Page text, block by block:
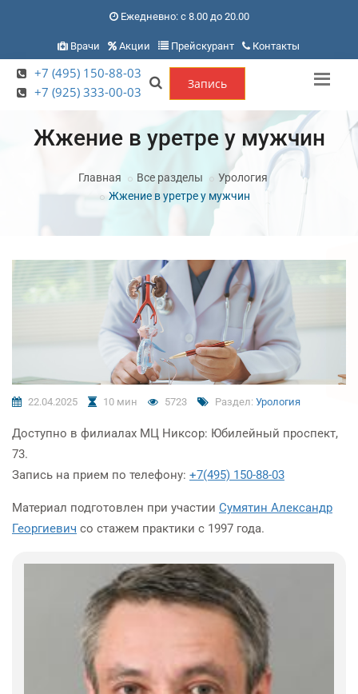
Ежедневно: с 8.00 до 20.00
Врачи Акции Прейскурант Контакты
+7 (495) 150-88-03
+7 (925) 333-00-03
Запись
Жжение в уретре у мужчин
Главная Все разделы
Урология
Жжение в уретре у мужчин
22.04.2025 10 мин 5723 Раздел: Урология
Доступно в филиалах МЦ Никсор: Юбилейный проспект,
73.
Запись на прием по телефону: +7(495) 150-88-03
Материал подготовлен при участии Сумятин Александр
Георгиевич со стажем практики с 1997 года.